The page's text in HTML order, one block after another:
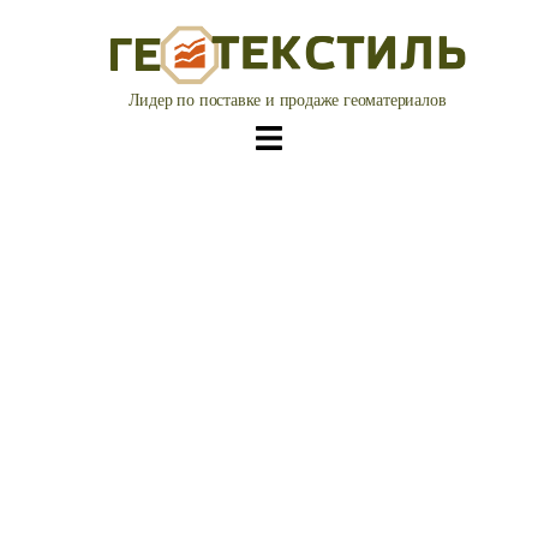
Лидер по поставке и продаже геоматериалов